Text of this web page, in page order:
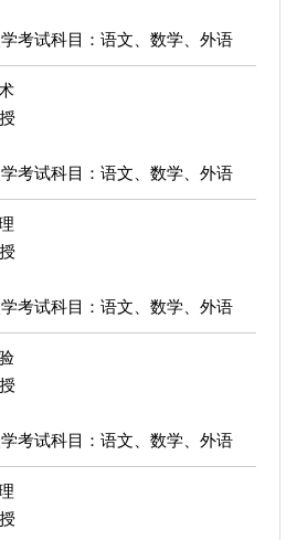
考试科目：语文、数学、外语
考试科目：语文、数学、外语
考试科目：语文、数学、外语
考试科目：语文、数学、外语